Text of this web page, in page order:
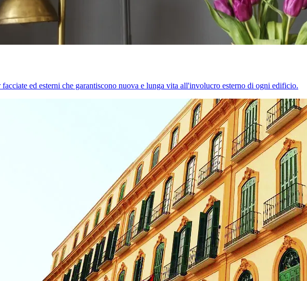
ed esterni che garantiscono nuova e lunga vita all'involucro esterno di ogni edificio.